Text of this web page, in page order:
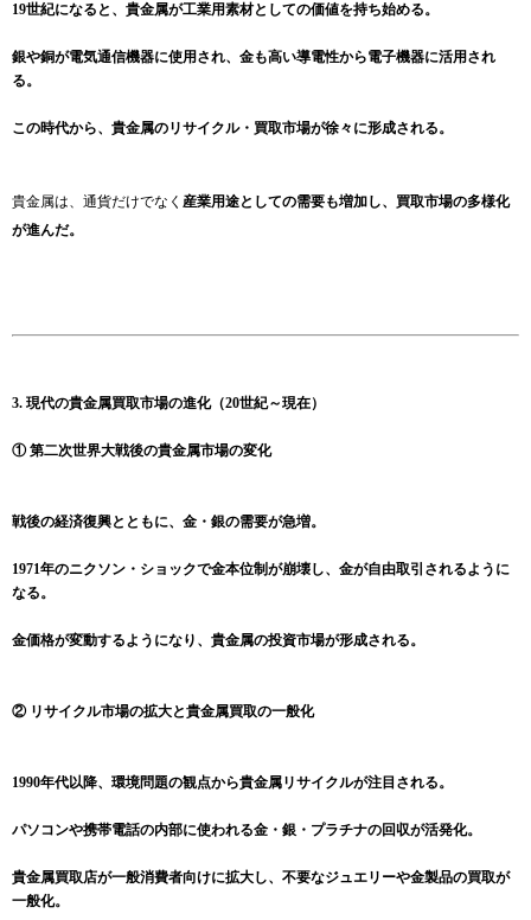
19世紀になると、貴金属が工業用素材としての価値を持ち始める。
銀や銅が電気通信機器に使用され、金も高い導電性から電子機器に活用され
る。
この時代から、貴金属のリサイクル・買取市場が徐々に形成される。
貴金属は、通貨だけでなく 産業用途としての需要も増加し、買取市場の多様化
が進んだ。
3. 現代の貴金属買取市場の進化（20世紀～現在）
① 第二次世界大戦後の貴金属市場の変化
戦後の経済復興とともに、金・銀の需要が急増。
1971年のニクソン・ショックで金本位制が崩壊し、金が自由取引されるように
なる。
金価格が変動するようになり、貴金属の投資市場が形成される。
② リサイクル市場の拡大と貴金属買取の一般化
1990年代以降、環境問題の観点から貴金属リサイクルが注目される。
パソコンや携帯電話の内部に使われる金・銀・プラチナの回収が活発化。
貴金属買取店が一般消費者向けに拡大し、不要なジュエリーや金製品の買取が
一般化。